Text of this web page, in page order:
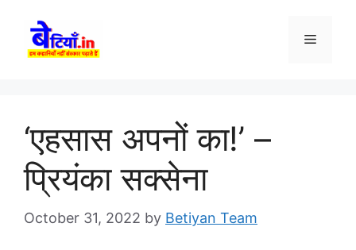
content
Menu
‘एहसास अपनों का!’ –
प्रियंका सक्सेना
October 31, 2022 by Betiyan Team